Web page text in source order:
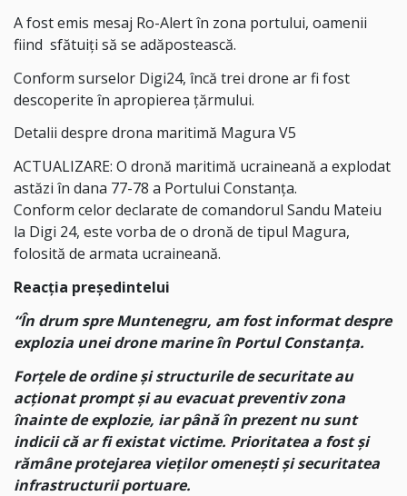
A fost emis mesaj Ro-Alert în zona portului, oamenii
fiind sfătuiți să se adăpostească.
Conform surselor Digi24, încă trei drone ar fi fost
descoperite în apropierea țărmului.
Detalii despre drona maritimă Magura V5
ACTUALIZARE: O dronă maritimă ucraineană a explodat
astăzi în dana 77-78 a Portului Constanța.
Conform celor declarate de comandorul Sandu Mateiu
la Digi 24, este vorba de o dronă de tipul Magura,
folosită de armata ucraineană.
Reacția președintelui
“În drum spre Muntenegru, am fost informat despre
explozia unei drone marine în Portul Constanța.
Forțele de ordine și structurile de securitate au
acționat prompt și au evacuat preventiv zona
înainte de explozie, iar până în prezent nu sunt
indicii că ar fi existat victime. Prioritatea a fost și
rămâne protejarea vieților omenești și securitatea
infrastructurii portuare.